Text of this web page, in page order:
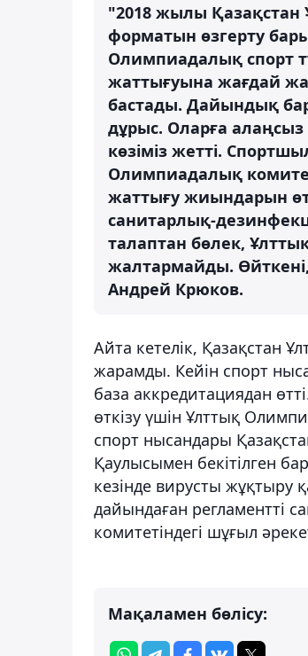
"2018 жылы Қазақстан
форматын өзгерту
Олимпиадалық спорт
жаттығуына жағдай
бастады. Дайындық
дұрыс. Оларға
көзіміз жетті.
Олимпиадалық
жаттығу жиындарын
санитарлық-
талаптан бөлек,
жалтармайды. Өйткені,
Андрей Крюков.
Айта кетелік, Қазақстан
жарамды. Кейін спорт
база аккредитациядан
өткізу үшін Ұлттық
спорт нысандары
Қаулысымен бекітілген
кезінде вирусты жұқтыру
дайындаған регламентті
комитетіндегі шұғыл
Мақаламен бөлісу: